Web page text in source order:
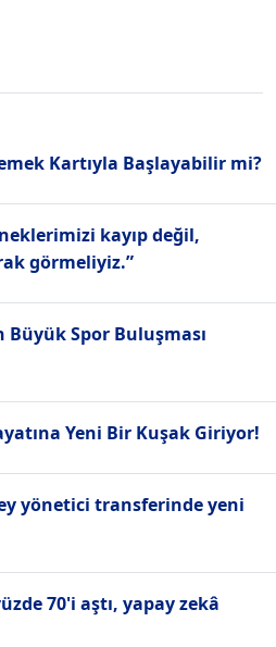
Kartıyla Başlayabilir mi?
kayıp değil,
görmeliyiz.”
Spor Buluşması
Yeni Bir Kuşak Giriyor!
yönetici transferinde yeni
70'i aştı, yapay zekâ